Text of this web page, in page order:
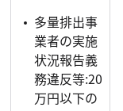
多量排出事
業者の実施
状況報告義
務違反等:20
万円以下の